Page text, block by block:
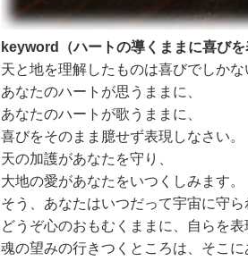
keyword（ハートの導くままに喜びを
天と地を理解したものは喜びでしかな
あなたのハートが思うままに、
あなたのハートが歌うままに、
喜びをそのまま臆せず表現しなさい。
天の加護があなたを守り、
大地の愛があなたをいつくしみます。
そう、あなたはいつだって宇宙に守ら
どうぞ心のおもむくままに、自らを表
魂の望みの行きつくところは、そこに